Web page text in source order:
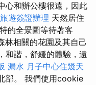
心和辦公樓很遠，因此
遊簽證辦理 天然居住
的全景圖等待著客
林相關的花園及其自己
和諧，舒緩的體驗，遠
漏水 月子中心住幾天
部。 我們使用cookie